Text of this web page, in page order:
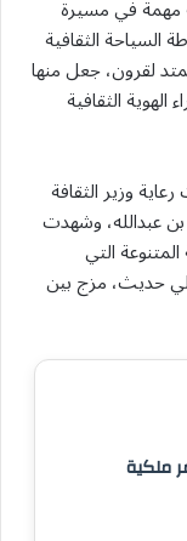
مهمة في مسيرة
السياحة الثقافية
لقرون، جعل منها
الثقافية
وزير الثقافة
عبدالله، وشهدت
التي
حديث، مزج بين
ملكية